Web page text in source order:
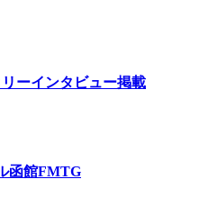
ーインタビュー掲載
函館FMTG